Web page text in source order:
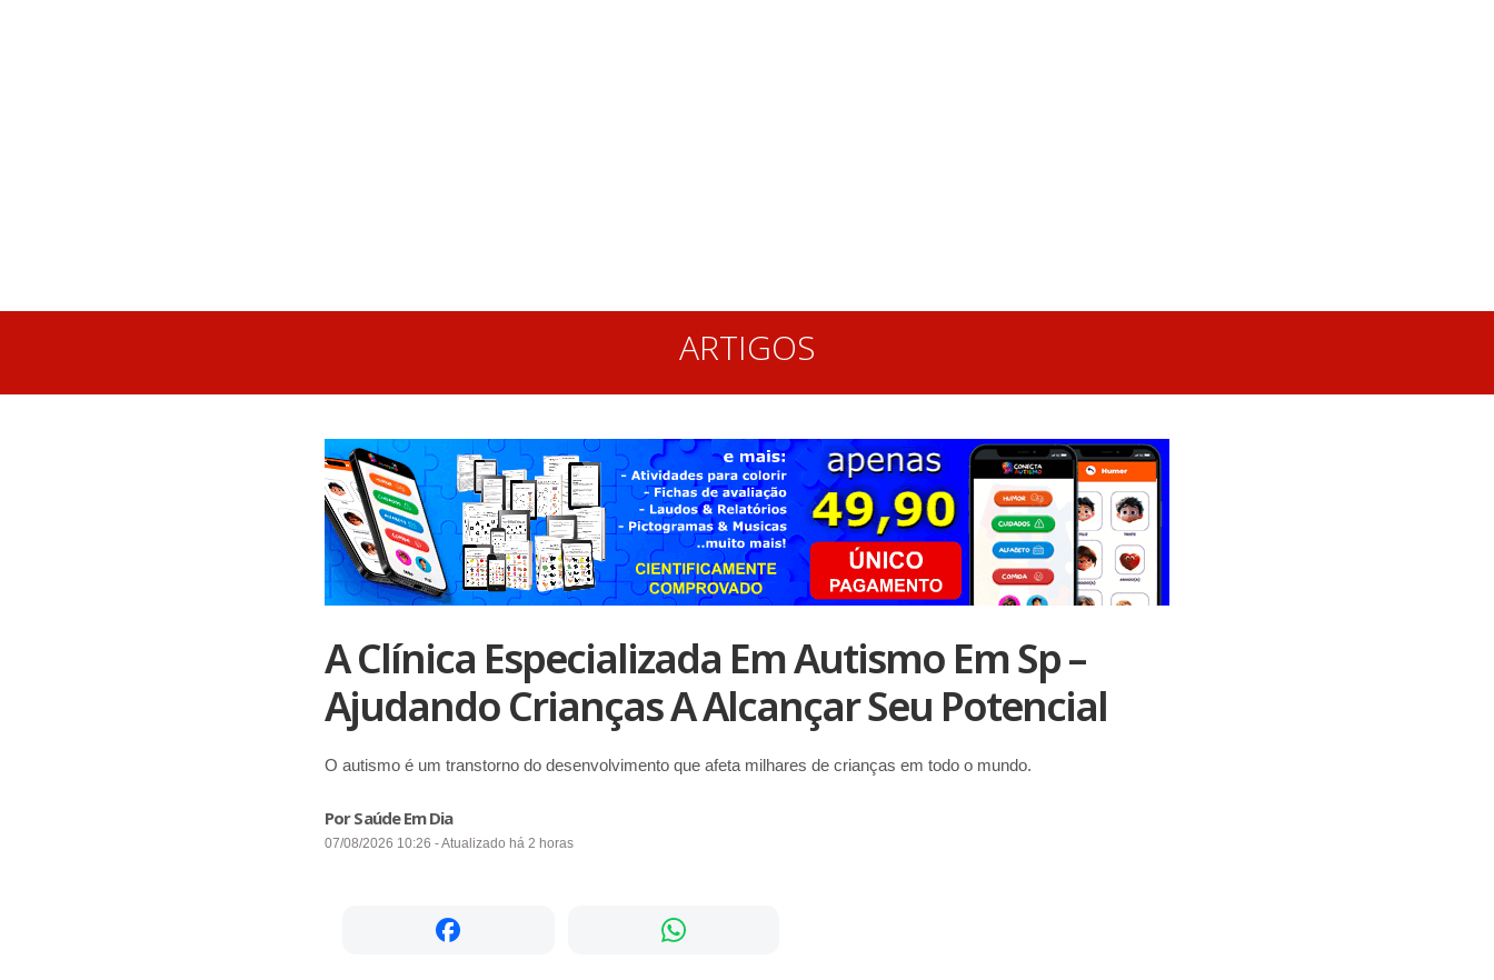
ARTIGOS
A Clínica Especializada Em Autismo Em Sp –
Ajudando Crianças A Alcançar Seu Potencial
O autismo é um transtorno do desenvolvimento que afeta milhares de crianças em todo o mundo.
Por Saúde Em Dia
07/08/2026 10:26 - Atualizado há 2 horas